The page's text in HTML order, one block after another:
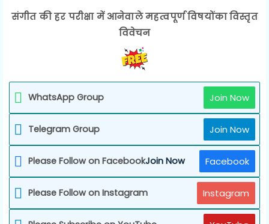
संगीत की हर परीक्षा में आनेवाले महत्वपूर्ण विषयोंका विस्तृत
विवेचन
WhatsApp Group Join Now
Telegram Group Join Now
Please Follow on FacebookJoin Now Facebook
Please Follow on Instagram Instagram